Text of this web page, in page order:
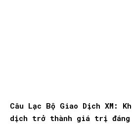
Câu Lạc Bộ Giao Dịch XM:
dịch trở thành giá trị đáng